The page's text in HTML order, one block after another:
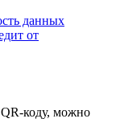
данных
от
коду, можно